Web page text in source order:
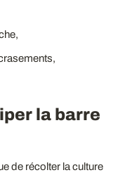
la barre
de récolter la culture